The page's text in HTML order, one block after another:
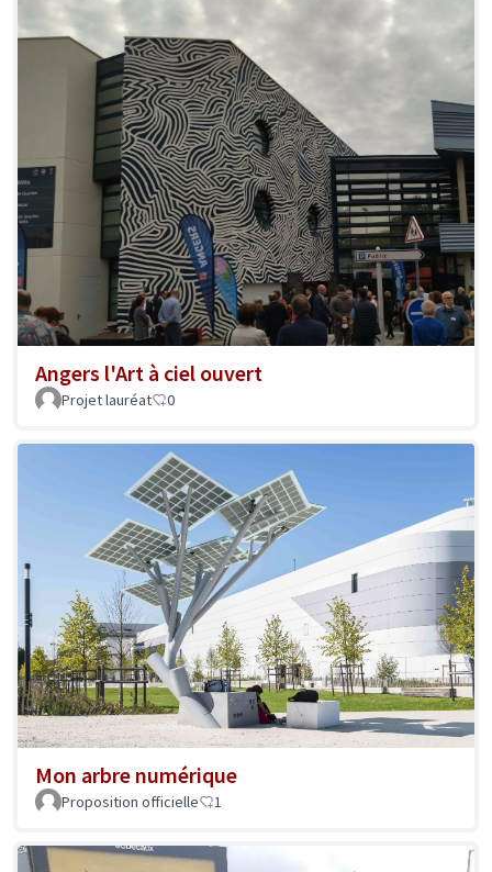
Angers l'Art à ciel ouvert
Projet lauréat 0
Mon arbre numérique
Proposition officielle 1